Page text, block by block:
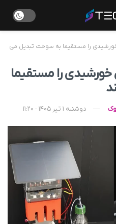
خورشیدی را مستقیما به سوخت تبدیل می‌
خورشیدی را مستقیما
دوشنبه 1 تیر 1405 - 11:20